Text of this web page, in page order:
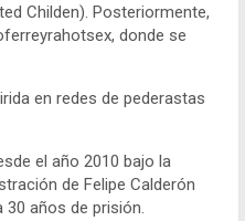
Childen). Posteriormente,
donde se
en redes de pederastas
el año 2010 bajo la
de Felipe Calderón
30 años de prisión.